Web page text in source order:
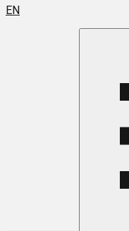
EN